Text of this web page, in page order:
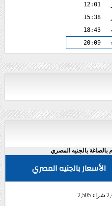
12:01
15:38
18:43
20:09
بالجنيه المصري
الأسعار بالجنيه المصري